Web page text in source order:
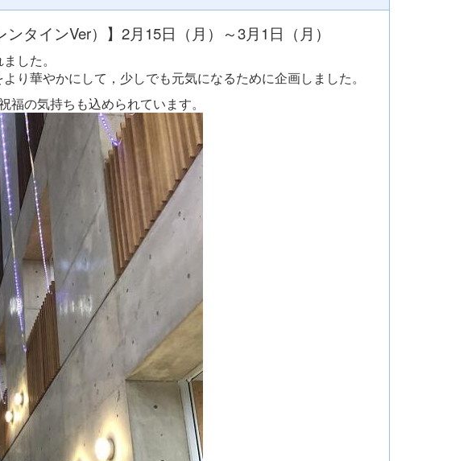
タインVer）】2月15日（月）～3月1日（月）
した。
り華やかにして，少しでも元気になるために企画しました。
の気持ちも込められています。